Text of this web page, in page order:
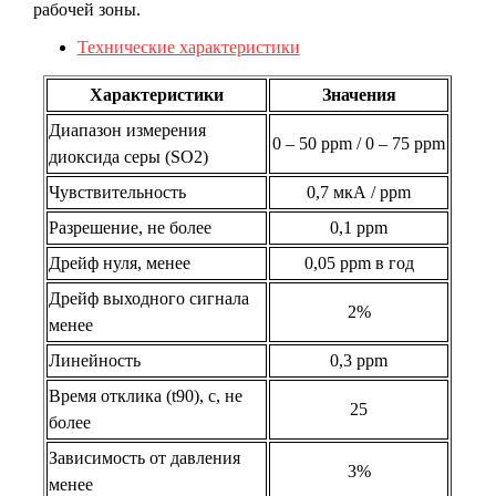
рабочей зоны.
Технические характеристики
Характеристики
Значения
Диапазон измерения
диоксида серы (SO2)
0 – 50 ppm / 0 – 75 ppm
Чувствительность
0,7 мкА / ppm
Разрешение, не более
0,1 ppm
Дрейф нуля, менее
0,05 ppm в год
Дрейф выходного сигнала
менее
2%
Линейность
0,3 ppm
Время отклика (t90), с, не
более
25
Зависимость от давления
менее
3%